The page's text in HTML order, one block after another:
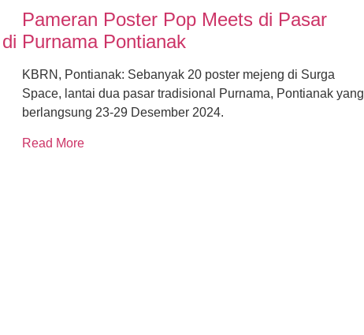
Pameran Poster Pop Meets di Pasar
Purnama Pontianak
KBRN, Pontianak: Sebanyak 20 poster mejeng di Surga
Space, lantai dua pasar tradisional Purnama, Pontianak yang
berlangsung 23-29 Desember 2024.
Read More